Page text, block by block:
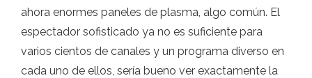
ahora enormes paneles de plasma, algo común. El
espectador sofisticado ya no es suficiente para
varios cientos de canales y un programa diverso en
cada uno de ellos, sería bueno ver exactamente la